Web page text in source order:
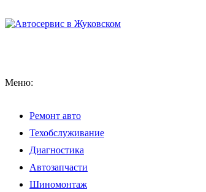
Меню:
Ремонт авто
Техобслуживание
Диагностика
Автозапчасти
Шиномонтаж